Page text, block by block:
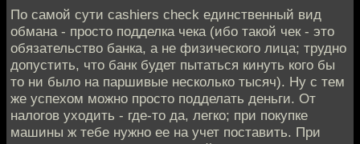
По самой сути cashiers check единственный вид
обмана - просто подделка чека (ибо такой чек - это
обязательство банка, а не физического лица; трудно
допустить, что банк будет пытаться кинуть кого бы
то ни было на паршивые несколько тысяч). Ну с тем
же успехом можно просто подделать деньги. От
налогов уходить - где-то да, легко; при покупке
машины ж тебе нужно ее на учет поставить. При